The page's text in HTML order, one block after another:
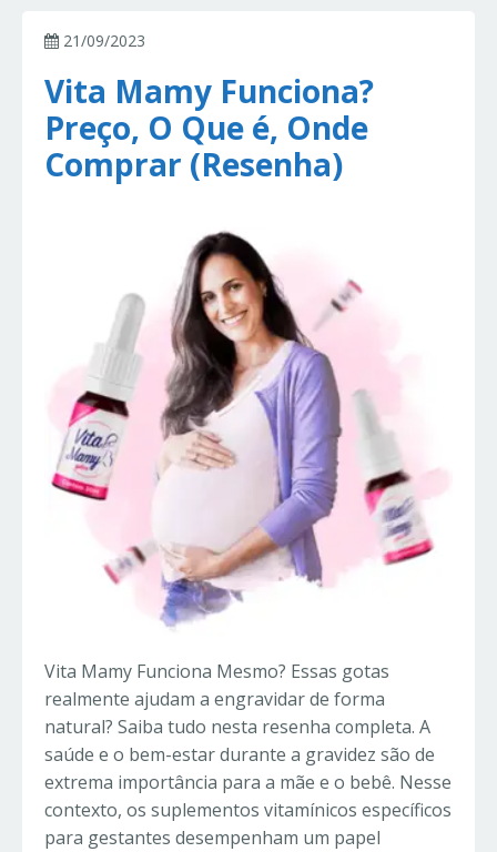
21/09/2023
Vita Mamy Funciona?
Preço, O Que é, Onde
Comprar (Resenha)
Vita Mamy Funciona Mesmo? Essas gotas
realmente ajudam a engravidar de forma
natural? Saiba tudo nesta resenha completa. A
saúde e o bem-estar durante a gravidez são de
extrema importância para a mãe e o bebê. Nesse
contexto, os suplementos vitamínicos específicos
para gestantes desempenham um papel